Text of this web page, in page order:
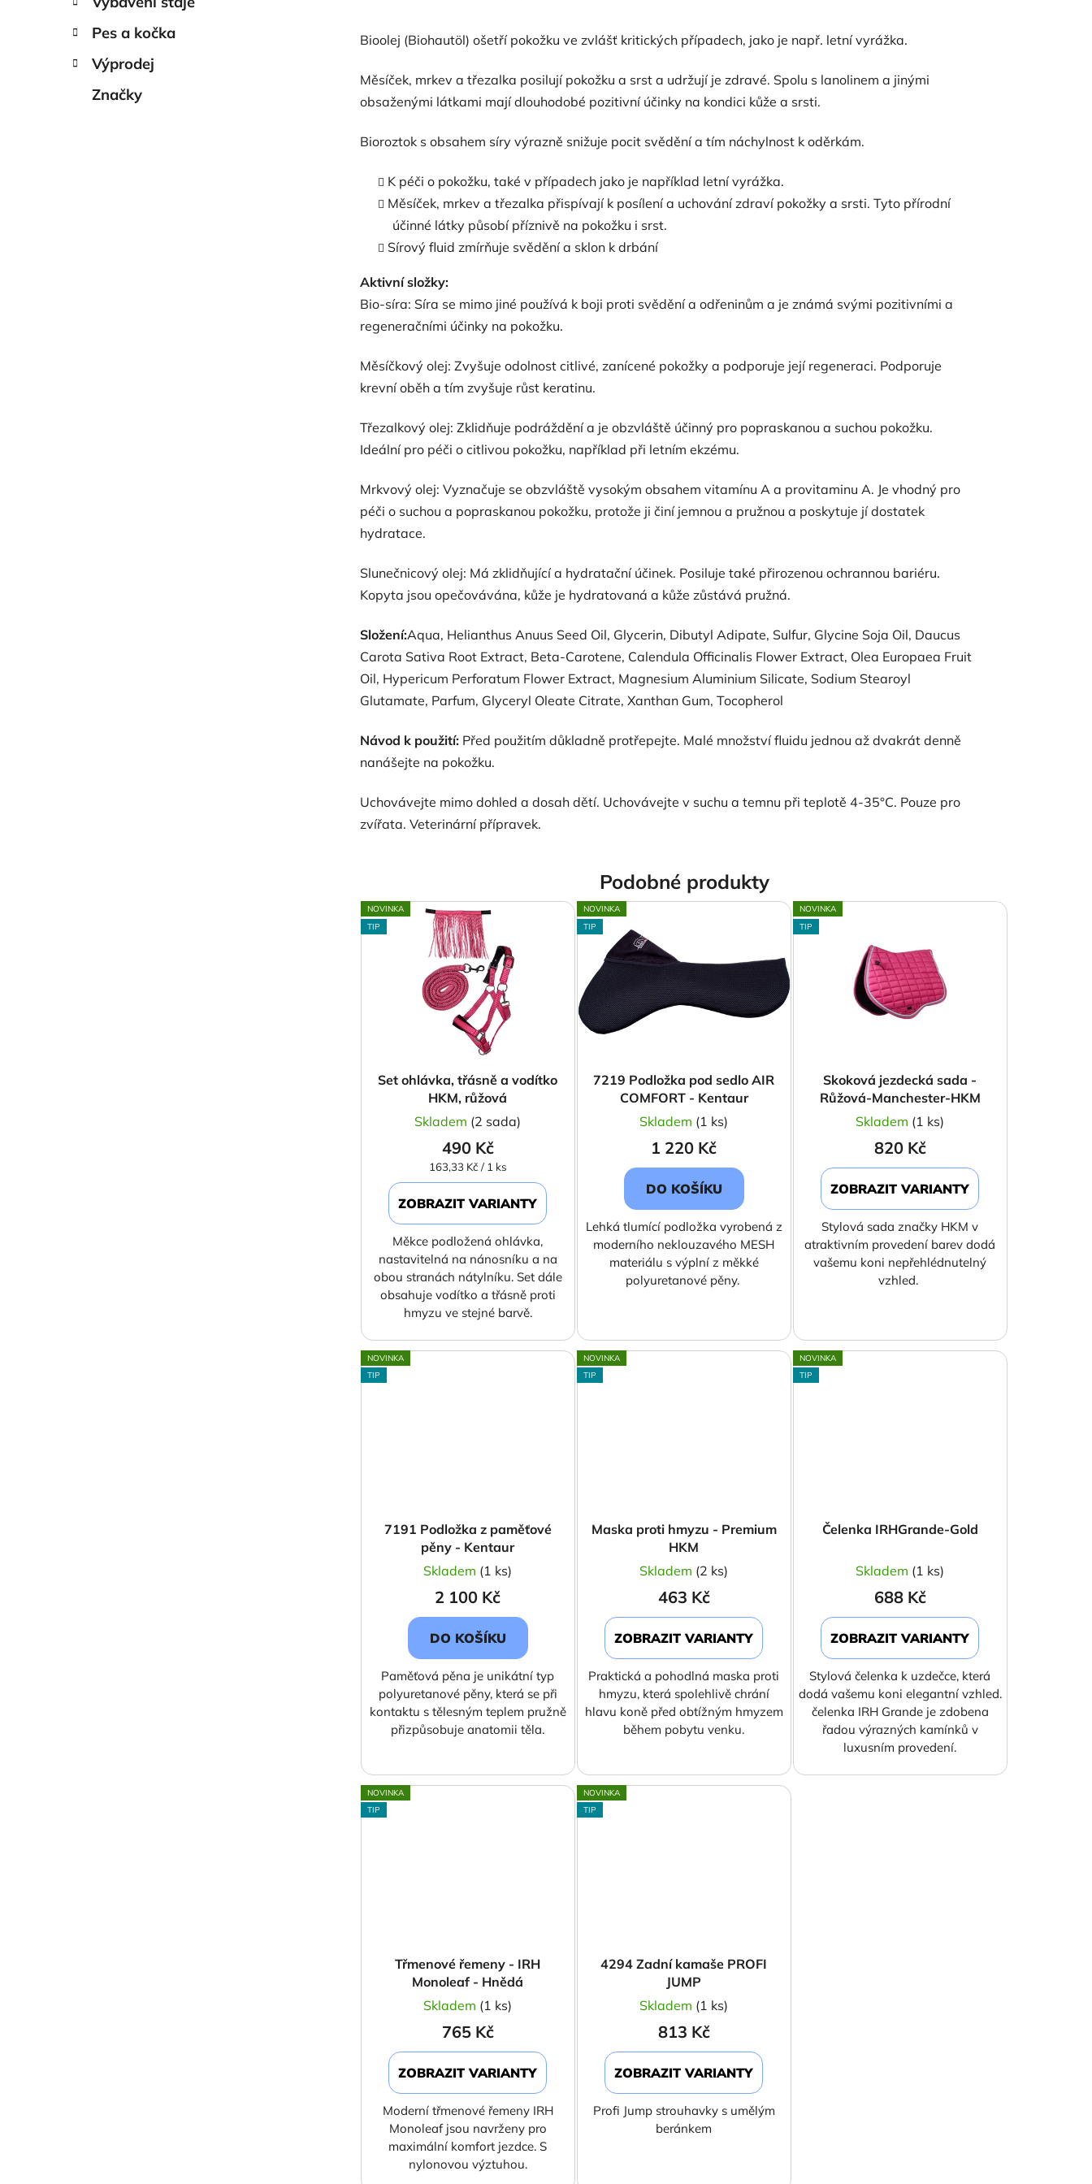
Pes a kočka
Výprodej
Značky
Bioolej (Biohautöl) ošetří pokožku ve zvlášť kritických případech, jako je např. letní vyrážka.
Měsíček, mrkev a třezalka posilují pokožku a srst a udržují je zdravé. Spolu s lanolinem a jinými
obsaženými látkami mají dlouhodobé pozitivní účinky na kondici kůže a srsti.
Bioroztok s obsahem síry výrazně snižuje pocit svědění a tím náchylnost k oděrkám.
K péči o pokožku, také v případech jako je například letní vyrážka.
Měsíček, mrkev a třezalka přispívají k posílení a uchování zdraví pokožky a srsti. Tyto přírodní
účinné látky působí příznivě na pokožku i srst.
Sírový fluid zmírňuje svědění a sklon k drbání
Aktivní složky:
Bio-síra: Síra se mimo jiné používá k boji proti svědění a odřeninům a je známá svými pozitivními a
regeneračními účinky na pokožku.
Měsíčkový olej: Zvyšuje odolnost citlivé, zanícené pokožky a podporuje její regeneraci. Podporuje
krevní oběh a tím zvyšuje růst keratinu.
Třezalkový olej: Zklidňuje podráždění a je obzvláště účinný pro popraskanou a suchou pokožku.
Ideální pro péči o citlivou pokožku, například při letním ekzému.
Mrkvový olej: Vyznačuje se obzvláště vysokým obsahem vitamínu A a provitaminu A. Je vhodný pro
péči o suchou a popraskanou pokožku, protože ji činí jemnou a pružnou a poskytuje jí dostatek
hydratace.
Slunečnicový olej: Má zklidňující a hydratační účinek. Posiluje také přirozenou ochrannou bariéru.
Kopyta jsou opečovávána, kůže je hydratovaná a kůže zůstává pružná.
Složení:Aqua, Helianthus Anuus Seed Oil, Glycerin, Dibutyl Adipate, Sulfur, Glycine Soja Oil, Daucus
Carota Sativa Root Extract, Beta-Carotene, Calendula Officinalis Flower Extract, Olea Europaea Fruit
Oil, Hypericum Perforatum Flower Extract, Magnesium Aluminium Silicate, Sodium Stearoyl
Glutamate, Parfum, Glyceryl Oleate Citrate, Xanthan Gum, Tocopherol
Návod k použití: Před použitím důkladně protřepejte. Malé množství fluidu jednou až dvakrát denně
nanášejte na pokožku.
Uchovávejte mimo dohled a dosah dětí. Uchovávejte v suchu a temnu při teplotě 4-35°C. Pouze pro
zvířata. Veterinární přípravek.
Podobné produkty
NOVINKA
TIP
Set ohlávka, třásně a vodítko
HKM, růžová
Skladem (2 sada)
490 Kč
Měrná
cena:
163,33 Kč / 1 ks
ZOBRAZIT VARIANTY
Měkce podložená ohlávka,
nastavitelná na nánosníku a na
obou stranách nátylníku. Set dále
obsahuje vodítko a třásně proti
hmyzu ve stejné barvě.
NOVINKA
TIP
7219 Podložka pod sedlo AIR
COMFORT - Kentaur
Skladem (1 ks)
1 220 Kč
DO KOŠÍKU
Lehká tlumící podložka vyrobená z
moderního neklouzavého MESH
materiálu s výplní z měkké
polyuretanové pěny.
NOVINKA
TIP
Skoková jezdecká sada -
Růžová-Manchester-HKM
Skladem (1 ks)
820 Kč
ZOBRAZIT VARIANTY
Stylová sada značky HKM v
atraktivním provedení barev dodá
vašemu koni nepřehlédnutelný
vzhled.
NOVINKA
TIP
7191 Podložka z paměťové
pěny - Kentaur
Skladem (1 ks)
2 100 Kč
DO KOŠÍKU
Paměťová pěna je unikátní typ
polyuretanové pěny, která se při
kontaktu s tělesným teplem pružně
přizpůsobuje anatomii těla.
NOVINKA
TIP
Maska proti hmyzu - Premium
HKM
Skladem (2 ks)
463 Kč
ZOBRAZIT VARIANTY
Praktická a pohodlná maska proti
hmyzu, která spolehlivě chrání
hlavu koně před obtížným hmyzem
během pobytu venku.
NOVINKA
TIP
Čelenka IRHGrande-Gold
Skladem (1 ks)
688 Kč
ZOBRAZIT VARIANTY
Stylová čelenka k uzdečce, která
dodá vašemu koni elegantní vzhled.
čelenka IRH Grande je zdobena
řadou výrazných kamínků v
luxusním provedení.
NOVINKA
TIP
Třmenové řemeny - IRH
Monoleaf - Hnědá
Skladem (1 ks)
765 Kč
ZOBRAZIT VARIANTY
Moderní třmenové řemeny IRH
Monoleaf jsou navrženy pro
maximální komfort jezdce. S
nylonovou výztuhou.
NOVINKA
TIP
4294 Zadní kamaše PROFI
JUMP
Skladem (1 ks)
813 Kč
ZOBRAZIT VARIANTY
Profi Jump strouhavky s umělým
beránkem